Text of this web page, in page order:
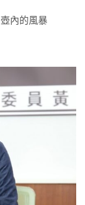
內的風暴